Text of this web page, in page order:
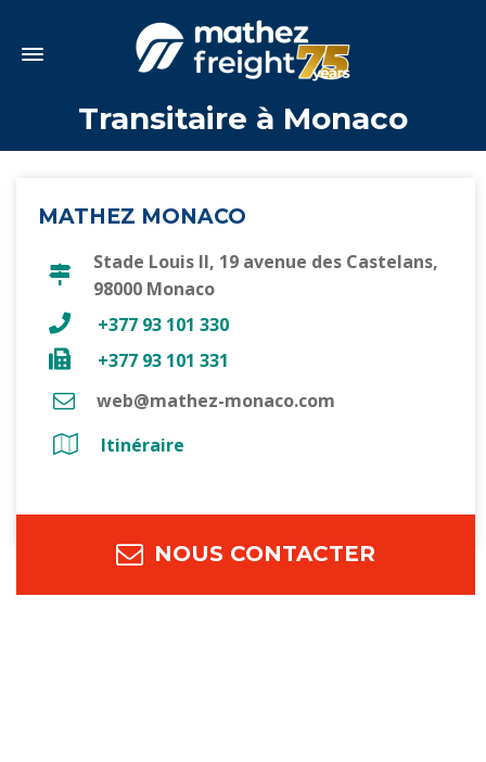
Transitaire à Monaco
MATHEZ MONACO
Stade Louis II, 19 avenue des Castelans,
98000 Monaco
+377 93 101 330
+377 93 101 331
web@mathez-monaco.com
Itinéraire
NOUS CONTACTER